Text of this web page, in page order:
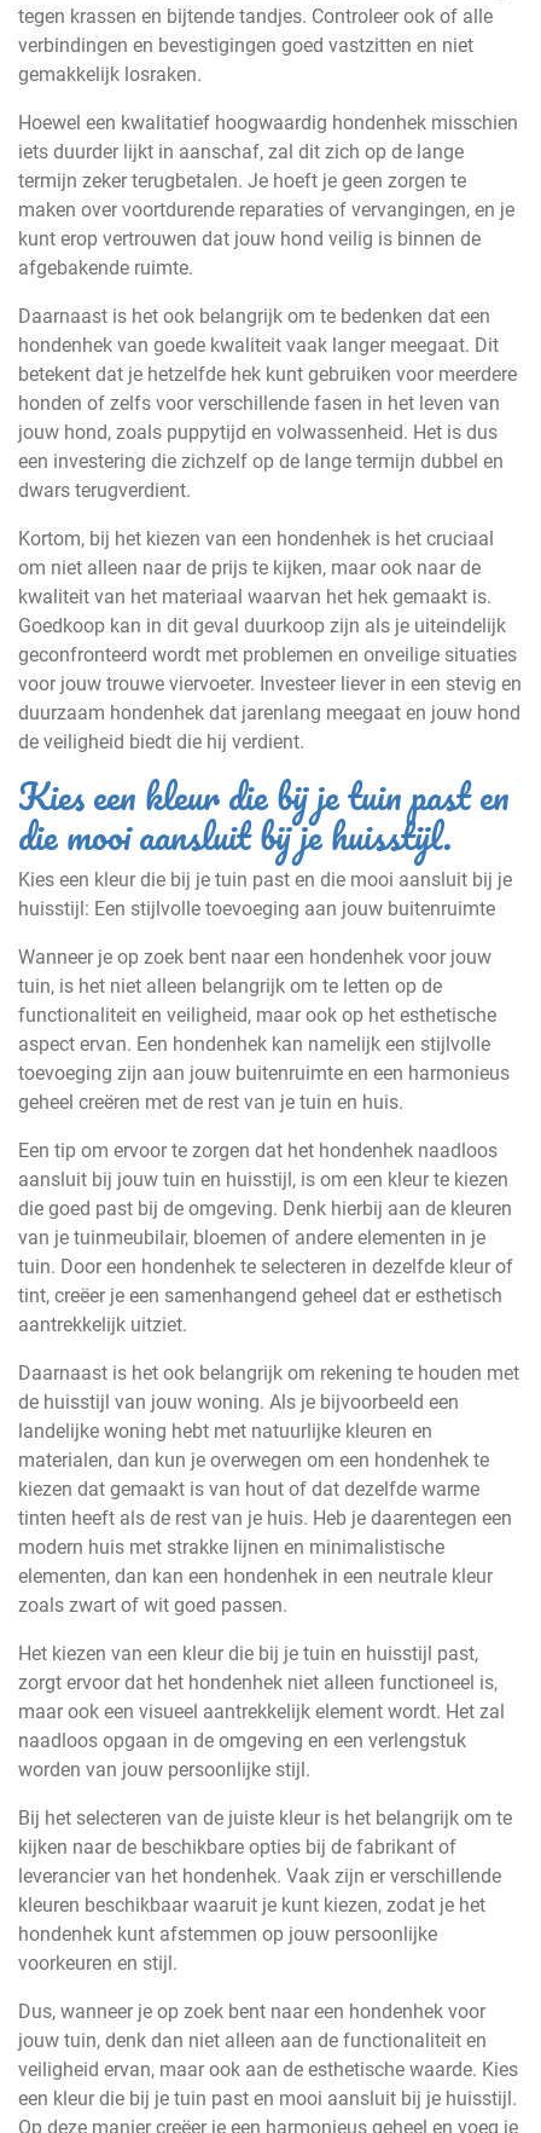
tegen krassen en bijtende tandjes. Controleer ook of alle
verbindingen en bevestigingen goed vastzitten en niet
gemakkelijk losraken.
Hoewel een kwalitatief hoogwaardig hondenhek misschien
iets duurder lijkt in aanschaf, zal dit zich op de lange
termijn zeker terugbetalen. Je hoeft je geen zorgen te
maken over voortdurende reparaties of vervangingen, en je
kunt erop vertrouwen dat jouw hond veilig is binnen de
afgebakende ruimte.
Daarnaast is het ook belangrijk om te bedenken dat een
hondenhek van goede kwaliteit vaak langer meegaat. Dit
betekent dat je hetzelfde hek kunt gebruiken voor meerdere
honden of zelfs voor verschillende fasen in het leven van
jouw hond, zoals puppytijd en volwassenheid. Het is dus
een investering die zichzelf op de lange termijn dubbel en
dwars terugverdient.
Kortom, bij het kiezen van een hondenhek is het cruciaal
om niet alleen naar de prijs te kijken, maar ook naar de
kwaliteit van het materiaal waarvan het hek gemaakt is.
Goedkoop kan in dit geval duurkoop zijn als je uiteindelijk
geconfronteerd wordt met problemen en onveilige situaties
voor jouw trouwe viervoeter. Investeer liever in een stevig en
duurzaam hondenhek dat jarenlang meegaat en jouw hond
de veiligheid biedt die hij verdient.
Kies een kleur die bij je tuin past en
die mooi aansluit bij je huisstijl.
Kies een kleur die bij je tuin past en die mooi aansluit bij je
huisstijl: Een stijlvolle toevoeging aan jouw buitenruimte
Wanneer je op zoek bent naar een hondenhek voor jouw
tuin, is het niet alleen belangrijk om te letten op de
functionaliteit en veiligheid, maar ook op het esthetische
aspect ervan. Een hondenhek kan namelijk een stijlvolle
toevoeging zijn aan jouw buitenruimte en een harmonieus
geheel creëren met de rest van je tuin en huis.
Een tip om ervoor te zorgen dat het hondenhek naadloos
aansluit bij jouw tuin en huisstijl, is om een kleur te kiezen
die goed past bij de omgeving. Denk hierbij aan de kleuren
van je tuinmeubilair, bloemen of andere elementen in je
tuin. Door een hondenhek te selecteren in dezelfde kleur of
tint, creëer je een samenhangend geheel dat er esthetisch
aantrekkelijk uitziet.
Daarnaast is het ook belangrijk om rekening te houden met
de huisstijl van jouw woning. Als je bijvoorbeeld een
landelijke woning hebt met natuurlijke kleuren en
materialen, dan kun je overwegen om een hondenhek te
kiezen dat gemaakt is van hout of dat dezelfde warme
tinten heeft als de rest van je huis. Heb je daarentegen een
modern huis met strakke lijnen en minimalistische
elementen, dan kan een hondenhek in een neutrale kleur
zoals zwart of wit goed passen.
Het kiezen van een kleur die bij je tuin en huisstijl past,
zorgt ervoor dat het hondenhek niet alleen functioneel is,
maar ook een visueel aantrekkelijk element wordt. Het zal
naadloos opgaan in de omgeving en een verlengstuk
worden van jouw persoonlijke stijl.
Bij het selecteren van de juiste kleur is het belangrijk om te
kijken naar de beschikbare opties bij de fabrikant of
leverancier van het hondenhek. Vaak zijn er verschillende
kleuren beschikbaar waaruit je kunt kiezen, zodat je het
hondenhek kunt afstemmen op jouw persoonlijke
voorkeuren en stijl.
Dus, wanneer je op zoek bent naar een hondenhek voor
jouw tuin, denk dan niet alleen aan de functionaliteit en
veiligheid ervan, maar ook aan de esthetische waarde. Kies
een kleur die bij je tuin past en mooi aansluit bij je huisstijl.
Op deze manier creëer je een harmonieus geheel en voeg je